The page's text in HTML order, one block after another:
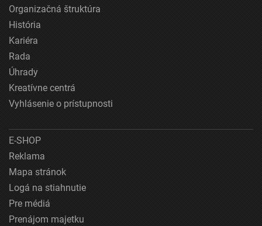
Organizačná štruktúra
História
Kariéra
Rada
Úhrady
Kreatívne centrá
Vyhlásenie o prístupnosti
E-SHOP
Reklama
Mapa stránok
Logá na stiahnutie
Pre médiá
Prenájom majetku